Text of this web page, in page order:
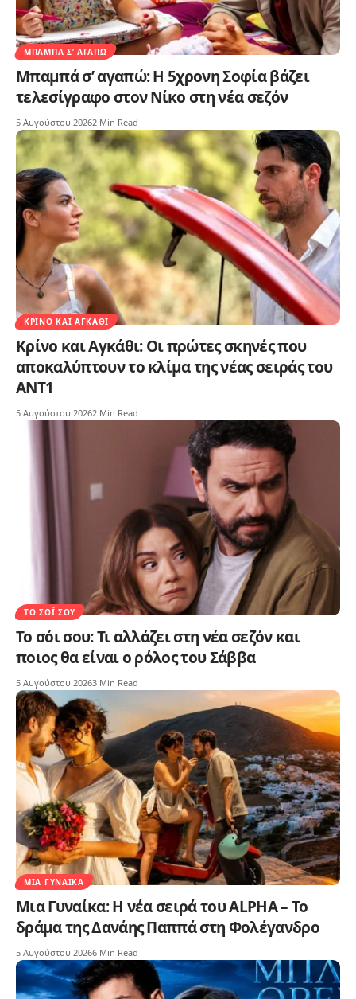
ΜΠΑΜΠΆ Σ’ ΑΓΑΠΏ
Μπαμπά σ’ αγαπώ: Η 5χρονη Σοφία βάζει
τελεσίγραφο στον Νίκο στη νέα σεζόν
5 Αυγούστου 20262 Min Read
ΚΡΊΝΟ ΚΑΙ ΑΓΚΆΘΙ
Κρίνο και Αγκάθι: Οι πρώτες σκηνές που
αποκαλύπτουν το κλίμα της νέας σειράς του
ΑΝΤ1
5 Αυγούστου 20262 Min Read
ΤΟ ΣΌΙ ΣΟΥ
Το σόι σου: Τι αλλάζει στη νέα σεζόν και
ποιος θα είναι ο ρόλος του Σάββα
5 Αυγούστου 20263 Min Read
ΜΙΑ ΓΥΝΑΊΚΑ
Μια Γυναίκα: Η νέα σειρά του ALPHA – Το
δράμα της Δανάης Παππά στη Φολέγανδρο
5 Αυγούστου 20266 Min Read